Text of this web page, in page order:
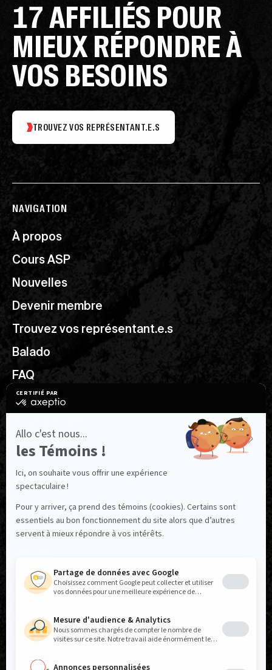
17 AFFILIÉS POUR
MIEUX RÉPONDRE À
VOS BESOINS
TROUVEZ VOS REPRÉSENTANT.E.S
NAVIGATION
À propos
Cours ASP
Nouvelles
Devenir membre
Trouvez vos représentant.e.s
Balado
FAQ
Ressources utiles
NOUS SUIVRE
Facebook
Instagram
LinkedIn
YouTube
Politique réseaux sociaux